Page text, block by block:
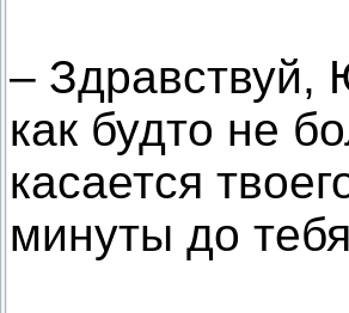
–
как будто не
касается
минуты до